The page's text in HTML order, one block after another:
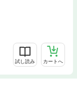
試し読み カートへ